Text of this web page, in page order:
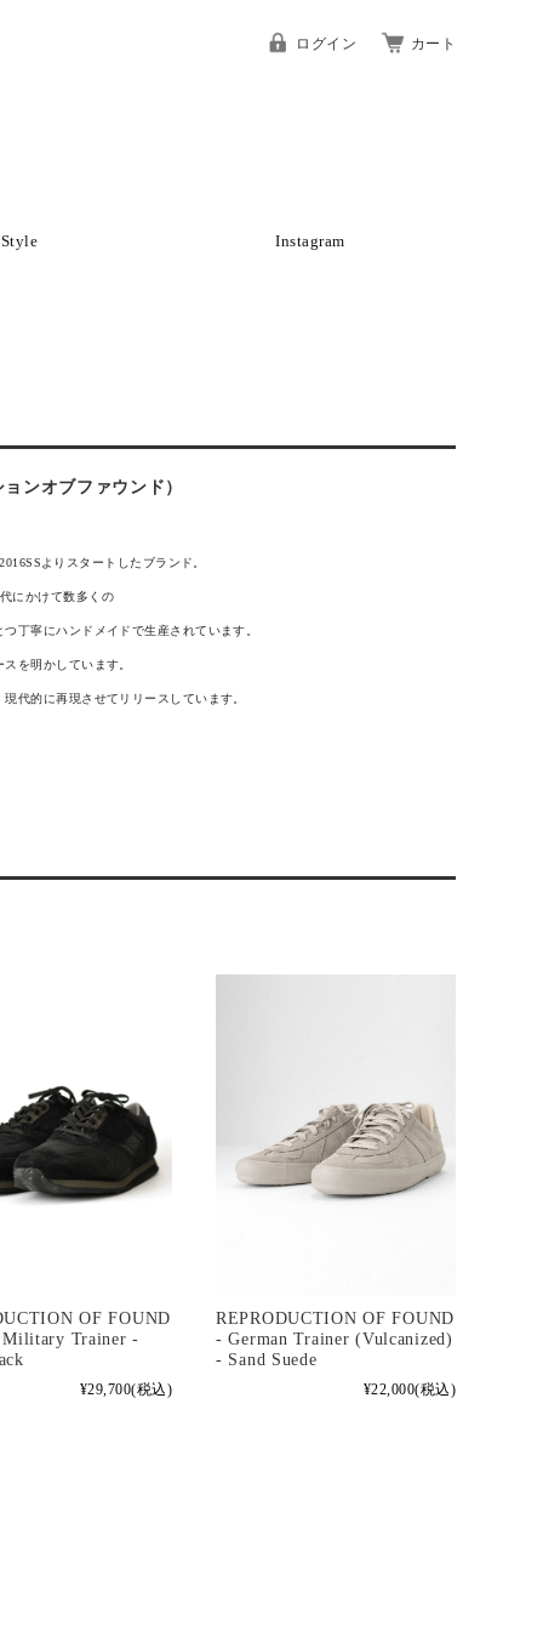
ログイン カート
Style Instagram
ンオブファウンド）
よりスタートしたブランド。
にかけて数多くの
丁寧にハンドメイドで生産されています。
を明かしています。
代的に再現させてリリースしています。
OF FOUND
Trainer -
¥29,700(税込)
REPRODUCTION OF FOUND
- German Trainer (Vulcanized)
- Sand Suede
¥22,000(税込)